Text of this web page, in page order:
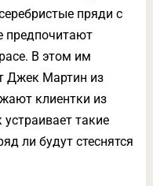
пряди с
предпочитают
В этом им
Джек Мартин из
клиентки из
такие
ли будут стеснятся